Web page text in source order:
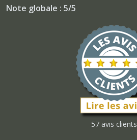
Note globale : 5/5
57 avis clients